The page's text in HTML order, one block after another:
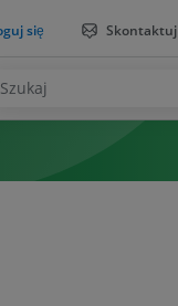
się